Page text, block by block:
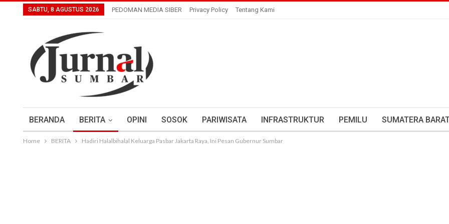
SABTU, 8 AGUSTUS 2026 PEDOMAN MEDIA SIBER Privacy Policy Tentang Kami
BERANDA BERITA OPINI SOSOK PARIWISATA INFRASTRUKTUR PEMILU SUMATERA
Home BERITA Hadiri Halalbihalal Keluarga Pasbar Jakarta Raya, Ini Pesan Gubernur Sumbar